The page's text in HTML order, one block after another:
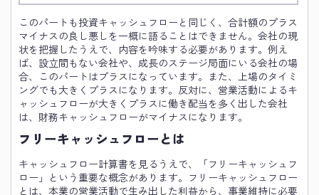
このパートも投資キャッシュフローと同じく、合計額のプラス
マイナスの良し悪しを一概に語ることはできません。会社の現
状を把握したうえで、内容を吟味する必要があります。例え
ば、設立間もない会社や、成長のステージ局面にいる会社の場
合、このパートはプラスになっています。また、上場のタイミ
ングでも大きくプラスになります。反対に、営業活動によるキ
ャッシュフローが大きくプラスに働き配当を多く出した会社
は、財務キャッシュフローがマイナスになります。
フリーキャッシュフローとは
キャッシュフロー計算書を見るうえで、「フリーキャッシュフ
ロー」という重要な概念があります。フリーキャッシュフロー
とは、本業の営業活動で生み出した利益から、事業維持に必要